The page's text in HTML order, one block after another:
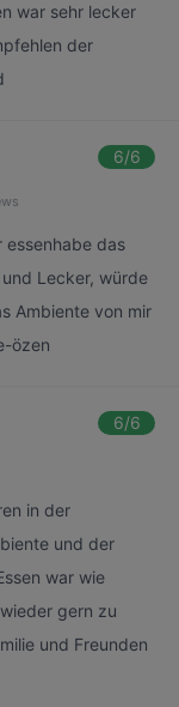
war sehr lecker
der
6/6
essenhabe das
Lecker, würde
Ambiente von mir
özen
6/6
in der
und der
war wie
gern zu
und Freunden